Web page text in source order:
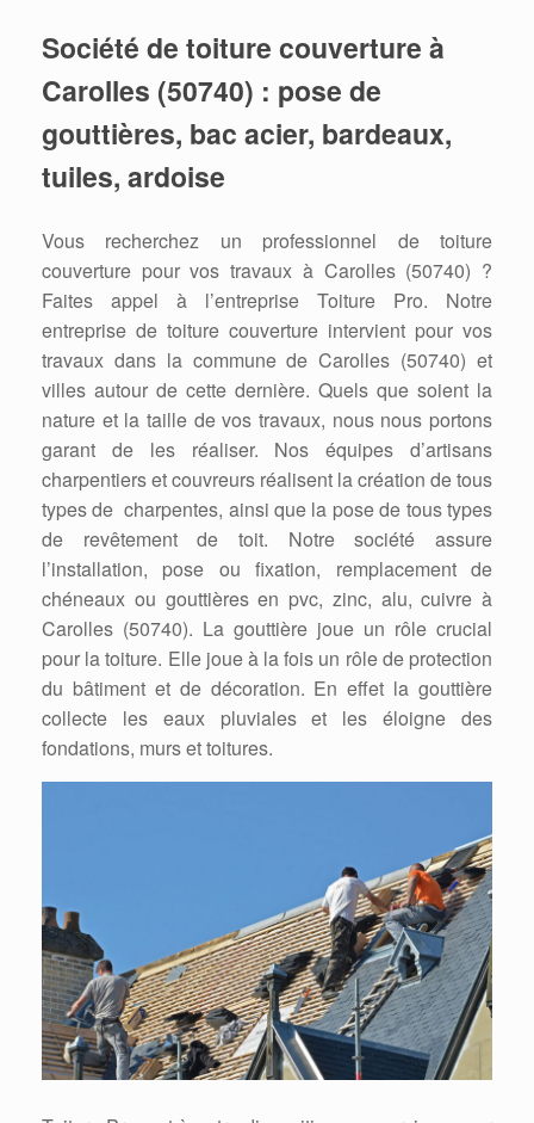
Société de toiture couverture à
Carolles (50740) : pose de
gouttières, bac acier, bardeaux,
tuiles, ardoise
Vous recherchez un professionnel de toiture
couverture pour vos travaux à Carolles (50740) ?
Faites appel à l’entreprise Toiture Pro. Notre
entreprise de toiture couverture intervient pour vos
travaux dans la commune de Carolles (50740) et
villes autour de cette dernière. Quels que soient la
nature et la taille de vos travaux, nous nous portons
garant de les réaliser. Nos équipes d’artisans
charpentiers et couvreurs réalisent la création de tous
types de charpentes, ainsi que la pose de tous types
de revêtement de toit. Notre société assure
l’installation, pose ou fixation, remplacement de
chéneaux ou gouttières en pvc, zinc, alu, cuivre à
Carolles (50740). La gouttière joue un rôle crucial
pour la toiture. Elle joue à la fois un rôle de protection
du bâtiment et de décoration. En effet la gouttière
collecte les eaux pluviales et les éloigne des
fondations, murs et toitures.